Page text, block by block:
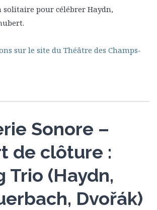
solitaire pour célébrer Haydn,
sur le site du Théâtre des Champs-
Sonore –
de clôture :
Trio (Haydn,
Dvořák)